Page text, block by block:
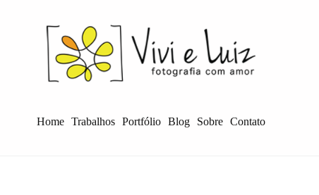
Home Trabalhos Portfólio Blog Sobre Contato